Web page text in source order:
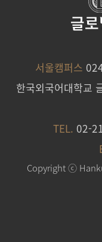
2025.08.07
[안내] 2025학
2025.08.07
2025학년도 후
글
서울캠퍼스
한국외국어대학교
TEL. 02-
Copyright ⓒ